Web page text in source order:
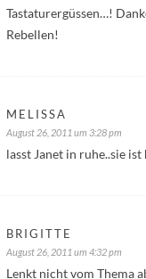
Tastaturergüssen…!
Rebellen!
MELISSA
August 26, 2011 um 3:28 pm
lasst Janet in ruhe..sie ist
BRIGITTE
August 26, 2011 um 4:32 pm
Lenkt nicht vom Thema